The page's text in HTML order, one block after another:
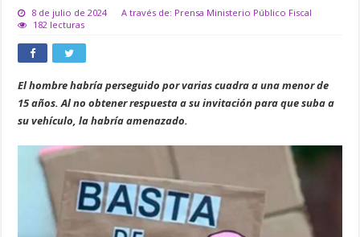
8 de julio de 2024
A través de: Prensa Ministerio Público Fiscal
182 lecturas
El hombre habría perseguido por varias cuadra a una menor de
15 años. Al no obtener respuesta a su invitación para que suba a
su vehículo, la habría amenazado.